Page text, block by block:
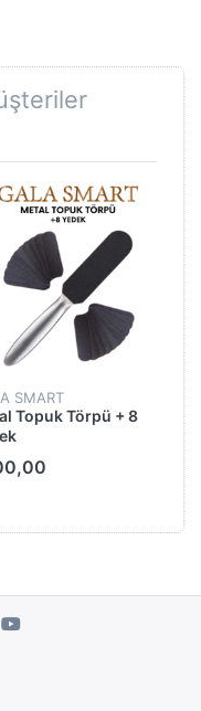
SMART
Topuk Törpü + 8